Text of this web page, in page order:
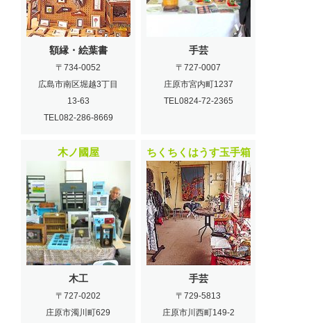
額縁・絵葉書
〒734-0052
広島市南区堀越3丁目
13-63
TEL082-286-8669
手芸
〒727-0007
庄原市宮内町1237
TEL0824-72-2365
木ノ國屋
木工
〒727-0202
庄原市濁川町629
ちくちくはうす玉手箱
手芸
〒729-5813
庄原市川西町149-2